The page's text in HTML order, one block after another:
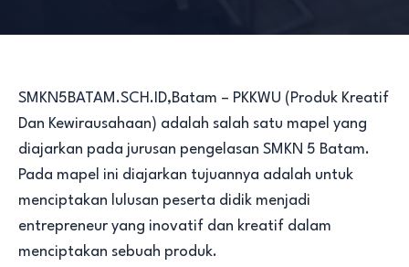
SMKN5BATAM.SCH.ID,Batam – PKKWU (Produk Kreatif
Dan Kewirausahaan) adalah salah satu mapel yang
diajarkan pada jurusan pengelasan SMKN 5 Batam.
Pada mapel ini diajarkan tujuannya adalah untuk
menciptakan lulusan peserta didik menjadi
entrepreneur yang inovatif dan kreatif dalam
menciptakan sebuah produk.